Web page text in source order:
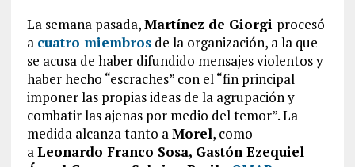
La semana pasada,Martínez de Giorgi procesó
a cuatro miembrosde la organización, a la que
se acusa de haber difundido mensajes violentos y
haber hecho “escraches” con el “fin principal
imponer las propias ideas de la agrupación y
combatir las ajenas por medio del temor”. La
medida alcanza tanto a Morel, como
a Leonardo Franco Sosa, Gastón Ezequiel